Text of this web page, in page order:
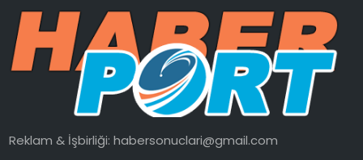
Reklam & İşbirliği:habersonuclari@gmail.com